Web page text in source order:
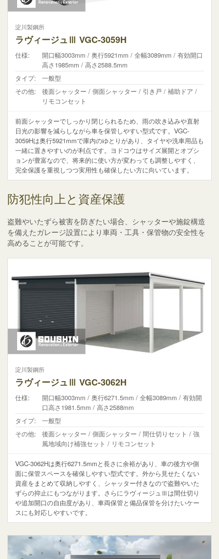
淀川製鋼所
ラヴィージュⅢ VGC-3059H
仕様:
開口幅3003mm / 奥行5921mm / 全幅3089mm / 有効開口
高さ1985mm / 高さ2588.5mm
タイプ:
一般型
その他:
後面シャッター / 側面シャッター / 引き戸 / 補助ドア /
リモコンセット
前面シャッターでしっかり閉じられるため、雨の吹き込みや直射
日光の影響を減らしながら車を保管しやすい型式です。VGC-
3059Hは奥行5921mmで庫内のゆとりがあり、タイヤや洗車用品も
一緒に置きやすいのが利点です。ヨドコウはサイズ展開とオプシ
ョンが豊富なので、将来的に使い方が変わっても調整しやすく、
完全保護を重視しつつ実用性も確保したい方に向いています。
防犯性向上と資産保護
盗難やいたずら被害を防ぎたい場合、シャッターや施錠構造
を備えたガレージ設置により車両・工具・保管物の安全性を
高めることが可能です。
淀川製鋼所
ラヴィージュⅢ VGC-3062H
仕様:
開口幅3003mm / 奥行6271.5mm / 全幅3089mm / 有効開
口高さ1981.5mm / 高さ2588mm
タイプ:
一般型
その他:
後面シャッター / 側面シャッター / 間仕切りセット / 強
風地域向け補強セット / リモコンセット
VGC-3062Hは奥行6271.5mmと長さに余裕があり、車の後方や側
面に保管スペースを確保しやすい型式です。外から見せたくない
資産をまとめて収納しやすく、シャッター付きなので盗難やいた
ずらの抑止にもつながります。さらにラヴィージュⅢは間仕切り
や追加開口の自由度があり、車両保管と備品保管を分けたいケー
スにも対応しやすいです。